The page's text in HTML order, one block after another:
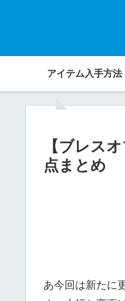
アイテム入手方法
【ブレス
点まとめ
あ今回は新たに